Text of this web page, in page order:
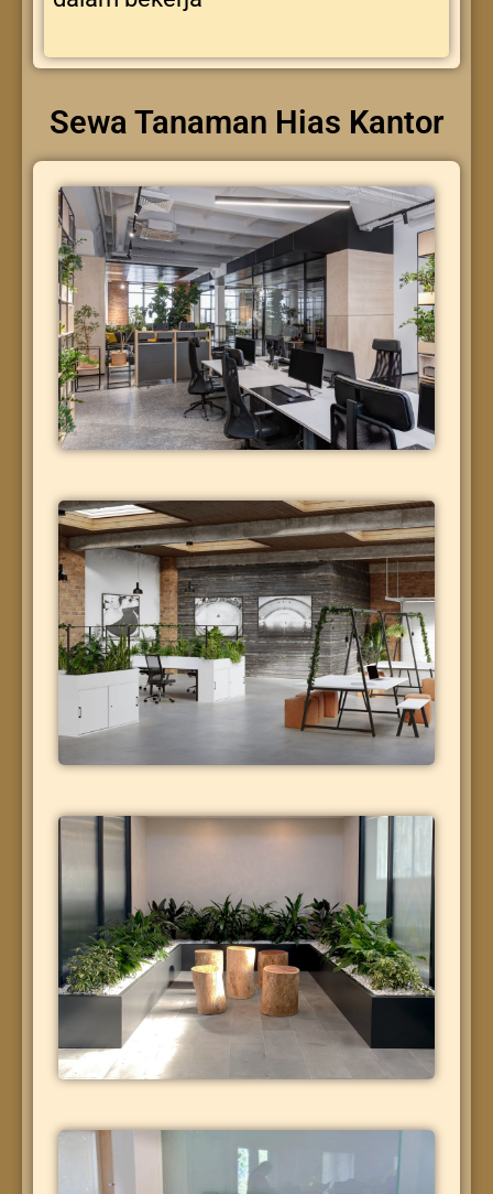
Sewa Tanaman Hias Kantor